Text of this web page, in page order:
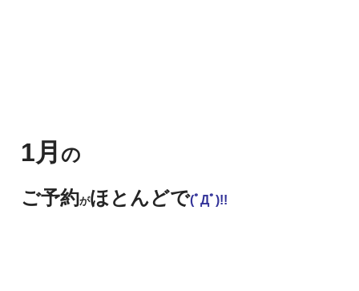
1月 の
ご予約がほとんどで(ﾟДﾟ)!!